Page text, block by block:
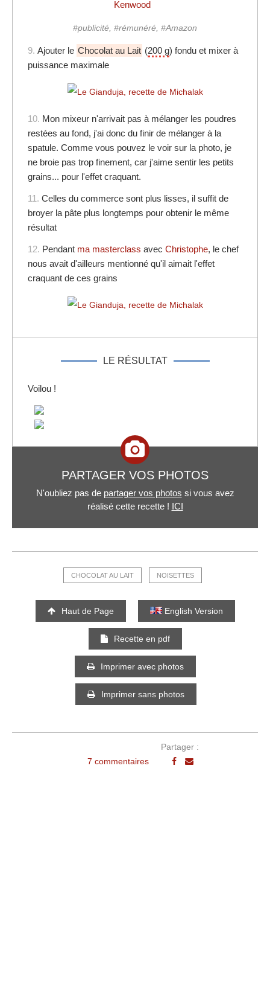
Kenwood
#publicité, #rémunéré, #Amazon
9. Ajouter le Chocolat au Lait (200 g) fondu et mixer à
puissance maximale
10. Mon mixeur n'arrivait pas à mélanger les poudres
restées au fond, j'ai donc du finir de mélanger à la
spatule. Comme vous pouvez le voir sur la photo, je
ne broie pas trop finement, car j'aime sentir les petits
grains... pour l'effet craquant.
11. Celles du commerce sont plus lisses, il suffit de
broyer la pâte plus longtemps pour obtenir le même
résultat
12. Pendant ma masterclass avec Christophe, le chef
nous avait d'ailleurs mentionné qu'il aimait l'effet
craquant de ces grains
LE RÉSULTAT
Voilou !
PARTAGER VOS PHOTOS
N'oubliez pas de partager vos photos si vous avez
réalisé cette recette ! ICI
CHOCOLAT AU LAIT NOISETTES
Haut de Page English Version
Recette en pdf
Imprimer avec photos
Imprimer sans photos
7 commentaires
Partager :